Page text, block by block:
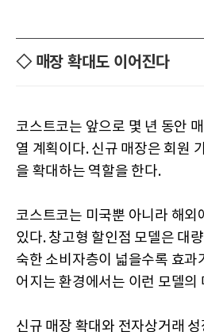
◇ 매장 확대도 이어진다
코스트코는 앞으로 몇 년 동안
열 계획이다. 신규 매장은 회원
을 확대하는 역할을 한다.
코스트코는 미국뿐 아니라 해외
있다. 창고형 할인점 모델은 대
숙한 소비자층이 넓을수록 효과
어지는 환경에서는 이런 모델의
신규 매장 확대와 전자상거래